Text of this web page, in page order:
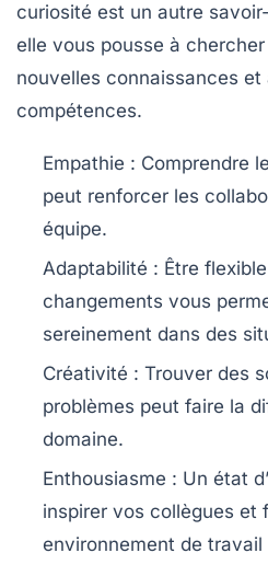
curiosité est un autre
elle vous pousse à
nouvelles connaissances et
compétences.
Empathie : Comprendre
peut renforcer les
équipe.
Adaptabilité : Être
changements vous
sereinement dans des
Créativité : Trouver des
problèmes peut faire la
domaine.
Enthousiasme : Un état
inspirer vos collègues et
environnement de travail